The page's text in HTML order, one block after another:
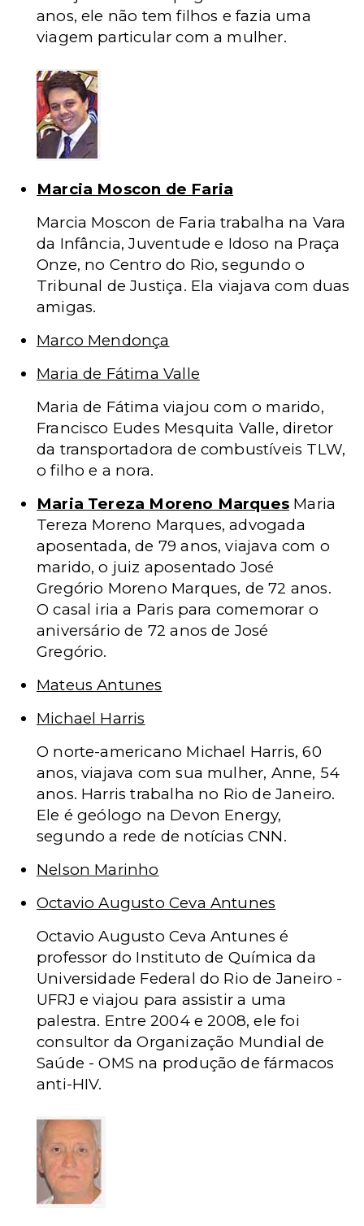
anos, ele não tem filhos e fazia uma
viagem particular com a mulher.
Marcia Moscon de Faria
Marcia Moscon de Faria trabalha na Vara
da Infância, Juventude e Idoso na Praça
Onze, no Centro do Rio, segundo o
Tribunal de Justiça. Ela viajava com duas
amigas.
Marco Mendonça
Maria de Fátima Valle
Maria de Fátima viajou com o marido,
Francisco Eudes Mesquita Valle, diretor
da transportadora de combustíveis TLW,
o filho e a nora.
Maria Tereza Moreno Marques Maria
Tereza Moreno Marques, advogada
aposentada, de 79 anos, viajava com o
marido, o juiz aposentado José
Gregório Moreno Marques, de 72 anos.
O casal iria a Paris para comemorar o
aniversário de 72 anos de José
Gregório.
Mateus Antunes
Michael Harris
O norte-americano Michael Harris, 60
anos, viajava com sua mulher, Anne, 54
anos. Harris trabalha no Rio de Janeiro.
Ele é geólogo na Devon Energy,
segundo a rede de notícias CNN.
Nelson Marinho
Octavio Augusto Ceva Antunes
Octavio Augusto Ceva Antunes é
professor do Instituto de Química da
Universidade Federal do Rio de Janeiro -
UFRJ e viajou para assistir a uma
palestra. Entre 2004 e 2008, ele foi
consultor da Organização Mundial de
Saúde - OMS na produção de fármacos
anti-HIV.